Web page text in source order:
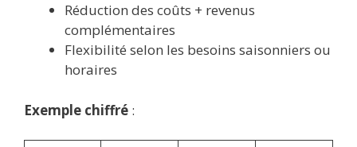
Réduction des coûts + revenus
complémentaires
Flexibilité selon les besoins saisonniers ou
horaires
Exemple chiffré :